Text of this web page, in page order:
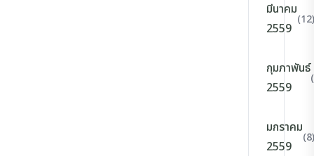
มีนาคม
2559
(12)
กุมภาพันธ์
2559
มกราคม
2559
(8)